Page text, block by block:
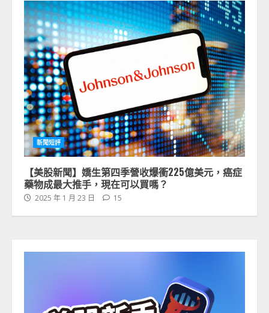
新聞短評
【美股新聞】嬌生第四季營收爆衝225億美元，癌症
藥物成最大推手，現在可以買嗎？
2025 年 1 月 23 日 15